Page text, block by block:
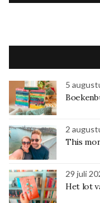
5
2
This
29 juli
Het lot